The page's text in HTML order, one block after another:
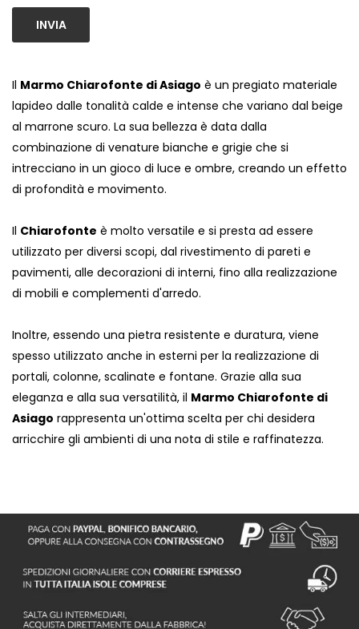
INVIA
Il Marmo Chiarofonte di Asiago è un pregiato materiale
lapideo dalle tonalità calde e intense che variano dal beige
al marrone scuro. La sua bellezza è data dalla
combinazione di venature bianche e grigie che si
intrecciano in un gioco di luce e ombre, creando un effetto
di profondità e movimento.
Il Chiarofonte è molto versatile e si presta ad essere
utilizzato per diversi scopi, dal rivestimento di pareti e
pavimenti, alle decorazioni di interni, fino alla realizzazione
di mobili e complementi d'arredo.
Inoltre, essendo una pietra resistente e duratura, viene
spesso utilizzato anche in esterni per la realizzazione di
portali, colonne, scalinate e fontane. Grazie alla sua
eleganza e alla sua versatilità, il Marmo Chiarofonte di
Asiago rappresenta un'ottima scelta per chi desidera
arricchire gli ambienti di una nota di stile e raffinatezza.